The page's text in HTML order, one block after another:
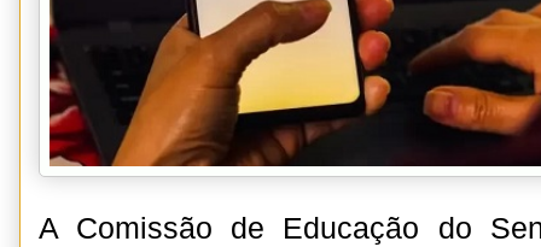
A Comissão de Educação do